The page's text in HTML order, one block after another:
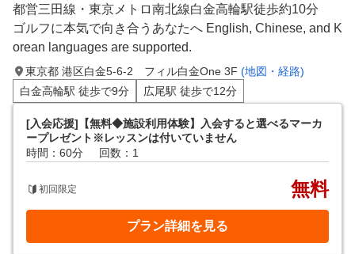
都営三田線・東京メトロ南北線白金高輪駅徒歩約10分
ゴルフに本気で向き合うあなたへ English, Chinese, and K
orean languages are supported.
東京都 港区白金5-6-2 フィル白金One 3F (地図・経路)
白金高輪駅 徒歩で9分
広尾駅 徒歩で12分
[入会応援]【無料◆施設利用体験】入会すると選べるマーカ
ープレゼント※レッスンは付いていません
時間：60分
回数：1
初回限定 無料
プラン詳細を見る